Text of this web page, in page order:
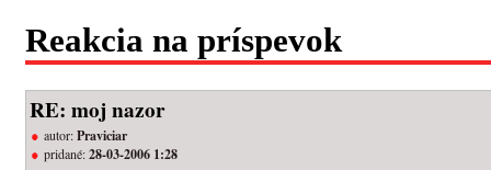
Reakcia na príspevok
RE: moj nazor
autor:Praviciar
pridané:28-03-2006 1:28